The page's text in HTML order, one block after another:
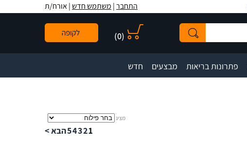
נגישות
אתר
המרכזי
התחבר| משתמש חדש| אורח/ת
(
0
)
פתרונות בריאות מבצעים חדש
מציג
1
2
3
4
5הבא >